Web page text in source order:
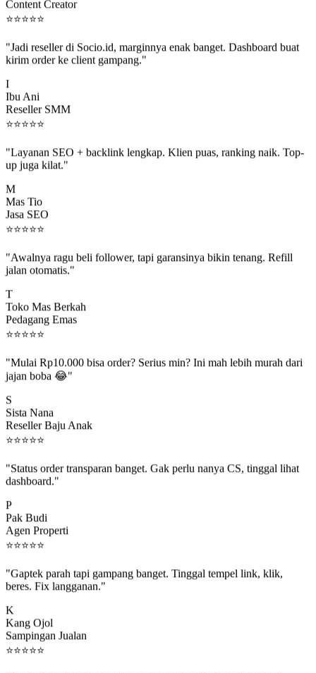
⭐⭐⭐⭐⭐
kirim order ke client gampang."
Ibu Ani
Reseller SMM
⭐⭐⭐⭐⭐
up juga kilat."
Mas Tio
Jasa SEO
⭐⭐⭐⭐⭐
jalan otomatis."
Toko Mas Berkah
Pedagang Emas
⭐⭐⭐⭐⭐
jajan boba 😂"
Sista Nana
Reseller Baju Anak
⭐⭐⭐⭐⭐
dashboard."
Pak Budi
Agen Properti
⭐⭐⭐⭐⭐
beres. Fix langganan."
Kang Ojol
Sampingan Jualan
⭐⭐⭐⭐⭐